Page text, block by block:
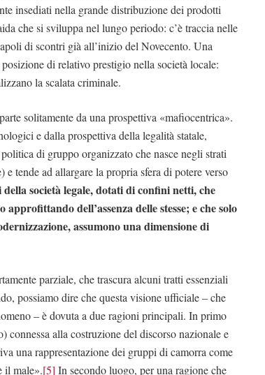
insediati nella grande distribuzione dei prodotti
che si sviluppa nel lungo periodo: c’è traccia nelle
di scontri già all’inizio del Novecento. Una
di relativo prestigio nella società locale:
la scalata criminale.
solitamente da una prospettiva «mafiocentrica».
e dalla prospettiva della legalità statale,
di gruppo organizzato che nasce negli strati
tende ad allargare la propria sfera di potere verso
società legale, dotati di confini netti, che
dell’assenza delle stesse; e che solo
assumono una dimensione di
parziale, che trascura alcuni tratti essenziali
possiamo dire che questa visione ufficiale – che
– è dovuta a due ragioni principali. In primo
alla costruzione del discorso nazionale e
una rappresentazione dei gruppi di camorra come
il male».[5] In secondo luogo, per una ragione che